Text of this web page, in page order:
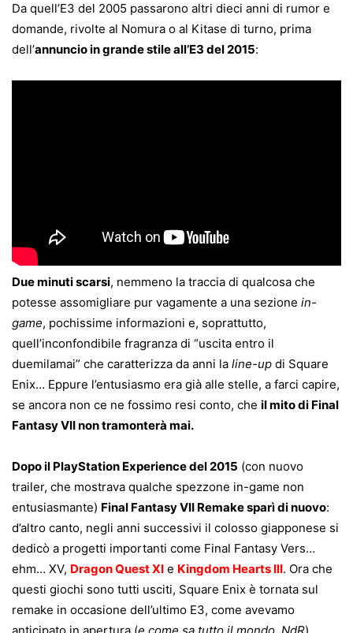
Da quell’E3 del 2005 passarono altri dieci anni di rumor e
domande, rivolte al Nomura o al Kitase di turno, prima
dell’annuncio in grande stile all’E3 del 2015:
Due minuti scarsi, nemmeno la traccia di qualcosa che
potesse assomigliare pur vagamente a una sezione in-
game, pochissime informazioni e, soprattutto,
quell’inconfondibile fragranza di “uscita entro il
duemilamai” che caratterizza da anni la line-up di Square
Enix… Eppure l’entusiasmo era già alle stelle, a farci capire,
se ancora non ce ne fossimo resi conto, che il mito di Final
Fantasy VII non tramonterà mai.
Dopo il PlayStation Experience del 2015 (con nuovo
trailer, che mostrava qualche spezzone in-game non
entusiasmante) Final Fantasy VII Remake sparì di nuovo:
d’altro canto, negli anni successivi il colosso giapponese si
dedicò a progetti importanti come Final Fantasy Vers…
ehm… XV, Dragon Quest XI e Kingdom Hearts III. Ora che
questi giochi sono tutti usciti, Square Enix è tornata sul
remake in occasione dell’ultimo E3, come avevamo